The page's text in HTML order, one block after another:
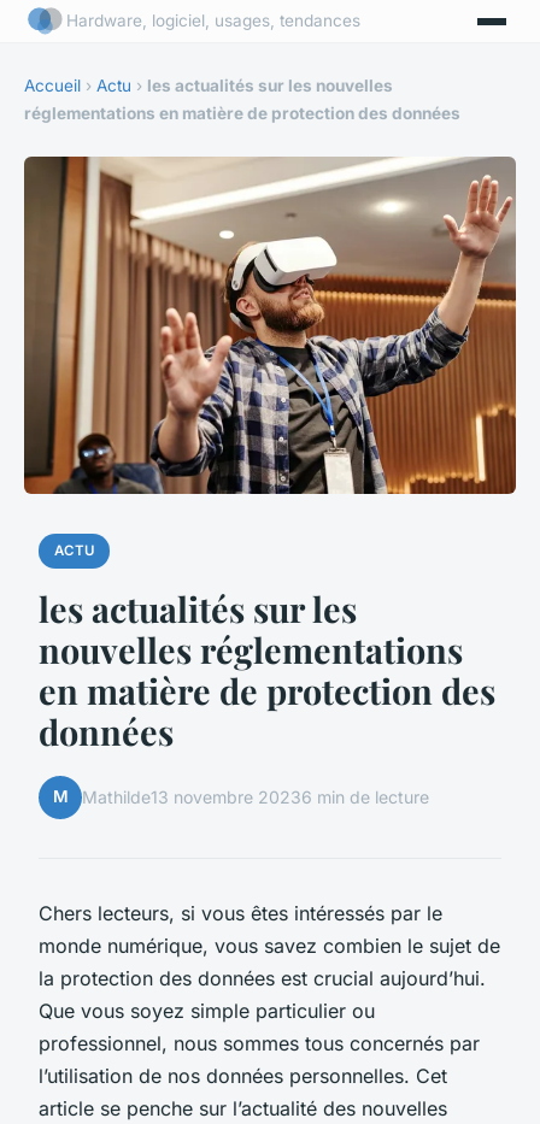
Hardware, logiciel, usages, tendances
Accueil › Actu › les actualités sur les nouvelles
réglementations en matière de protection des données
ACTU
les actualités sur les
nouvelles réglementations
en matière de protection des
données
M Mathilde13 novembre 20236 min de lecture
Chers lecteurs, si vous êtes intéressés par le
monde numérique, vous savez combien le sujet de
la protection des données est crucial aujourd’hui.
Que vous soyez simple particulier ou
professionnel, nous sommes tous concernés par
l’utilisation de nos données personnelles. Cet
article se penche sur l’actualité des nouvelles